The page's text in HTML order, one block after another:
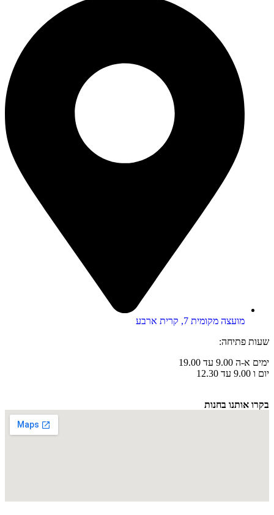
מועצה מקומית 7, קרית ארבע
שעות פתיחה:
ימים א-ה 9.00 עד 19.00
יום ו 9.00 עד 12.30
בקרו אותנו בחנות